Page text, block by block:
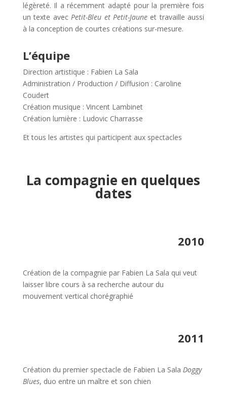
légèreté. Il a récemment adapté pour la première fois
un texte avecPetit-Bleu et Petit-Jaune et travaille aussi
à la conception de courtes créations sur-mesure.
L’équipe
Direction artistique : Fabien La Sala
Administration / Production / Diffusion : Caroline
Coudert
Création musique : Vincent Lambinet
Création lumière : Ludovic Charrasse
Et tous les artistes qui participent aux spectacles
La compagnie en quelques
dates
2010
Création de la compagnie par Fabien La Sala qui veut
laisser libre cours à sa recherche autour du
mouvement vertical chorégraphié
2011
Création du premier spectacle de Fabien La Sala Doggy
Blues, duo entre un maître et son chien